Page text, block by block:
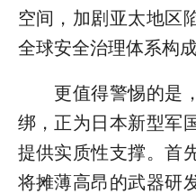
空间，加剧亚太地区
全球安全治理体系构成
更值得警惕的是，
绑，正为日本新型军
提供实质性支撑。首
将摊薄高昂的武器研